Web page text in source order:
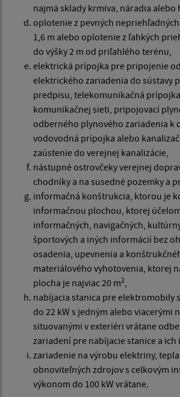
najmä sklady krmiva, náradia alebo
oplotenie z pevných
1,6 m alebo oplotenie z ľahkých
do výšky 2 m od priľahlého terénu,
elektrická prípojka pre pripojenie
elektrického zariadenia do sústavy
predpisu, telekomunikačná
komunikačnej sieti, pripojovací
odberného plynového zariadenia k
vodovodná prípojka alebo
zaústenie do verejnej kanalizácie,
nástupné ostrovčeky verejnej
chodníky a na susedné pozemky a
informačná konštrukcia, ktorou je
informačnou plochou, ktorej
informačných, navigačných,
športových a iných informácií bez
osadenia, upevnenia a
materiálového vyhotovenia, ktorej
plocha je najviac 20 m2,
nabíjacia stanica pre elektromobily
do 22 kW s jedným alebo viacerými
situovanými v exteriéri vrátane
zariadení pre nabíjacie stanice a ich
zariadenie na výrobu elektriny,
obnoviteľných zdrojov s celkovým
výkonom do 100 kW vrátane.